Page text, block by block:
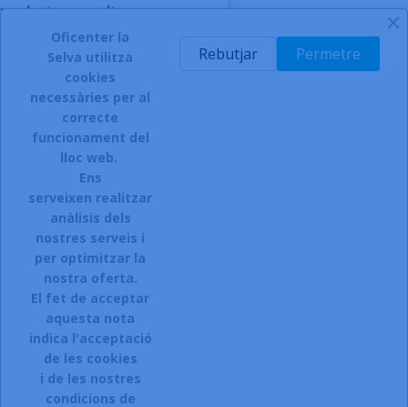
producto, consultar
AFEGIR A LA CISTELLA
INSCRIURE'S AL BUTLLETÍ
Accepto el termes, condicions de servei i la política de
privacitat d'aquest lloc web.
ARTICLES
LA NOSTRA COMPANYIA
Oficenter la
Selva utilitza
cookies
necessàries per al
correcte
funcionament del
lloc web.
Ens
serveixen realitzar
anàlisis dels
nostres serveis i
per optimitzar la
nostra oferta.
El fet de acceptar
aquesta nota
indica l'acceptació
de les cookies
i de les nostres
condicions de
Permetre
Rebutjar